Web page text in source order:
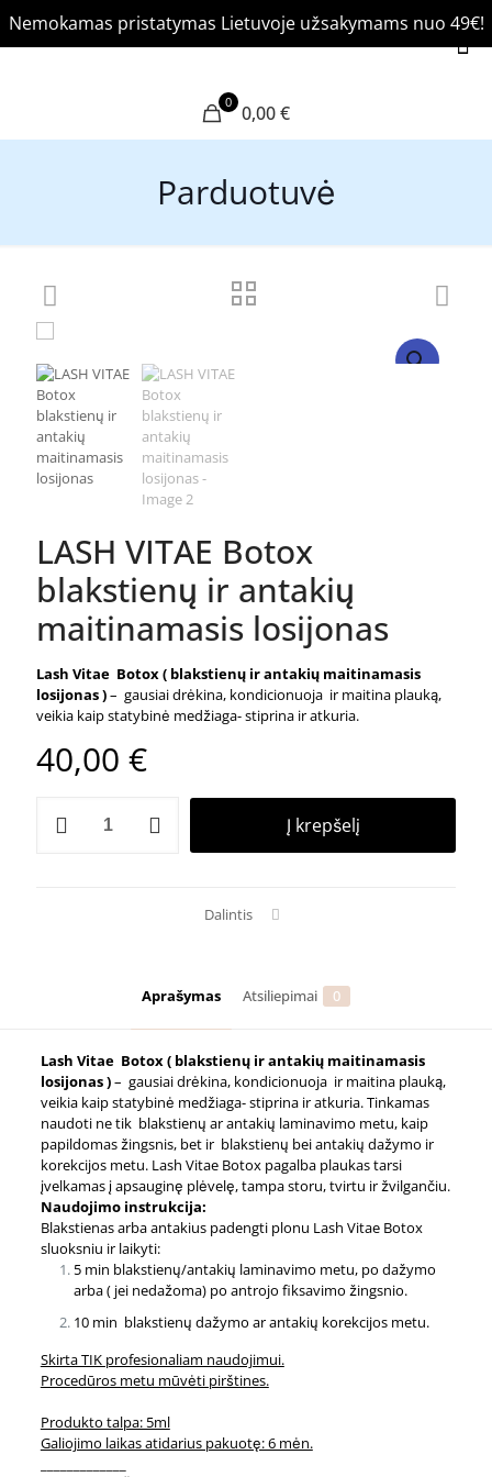
0 0,00 €
Parduotuvė
LASH VITAE Botox
blakstienų ir antakių
maitinamasis losijonas
Lash Vitae Botox( blakstienų ir antakių maitinamasis
losijonas )– gausiai drėkina, kondicionuoja ir maitina plauką,
veikia kaip statybinė medžiaga- stiprina ir atkuria.
40,00 €
Į krepšelį
Dalintis
Aprašymas Atsiliepimai 0
Lash Vitae Botox( blakstienų ir antakių maitinamasis
losijonas )– gausiai drėkina, kondicionuoja ir maitina plauką,
veikia kaip statybinė medžiaga- stiprina ir atkuria. Tinkamas
naudoti ne tik blakstienų ar antakių laminavimo metu, kaip
papildomas žingsnis, bet ir blakstienų bei antakių dažymo ir
korekcijos metu. Lash Vitae Botox pagalba plaukas tarsi
įvelkamas į apsauginę plėvelę, tampa storu, tvirtu ir žvilgančiu.
Naudojimo instrukcija:
Blakstienas arba antakius padengti plonu Lash Vitae Botox
sluoksniu ir laikyti:
5 min blakstienų/antakių laminavimo metu, po dažymo
arba ( jei nedažoma) po antrojo fiksavimo žingsnio.
10 min blakstienų dažymo ar antakių korekcijos metu.
Skirta TIK profesionaliam naudojimui.
Procedūros metu mūvėti pirštines.
Produkto talpa: 5ml
Galiojimo laikas atidarius pakuotę: 6 mėn.
Nemokamas pristatymas Lietuvoje užsakymams nuo 49€!